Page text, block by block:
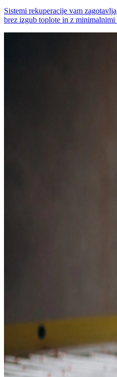
Sistemi rekuperacije vam
brez izgub toplote in z